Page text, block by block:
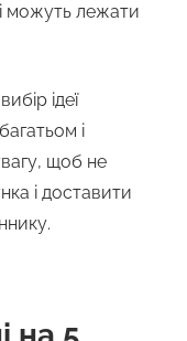
можуть лежати
ідеї
і
щоб не
і доставити